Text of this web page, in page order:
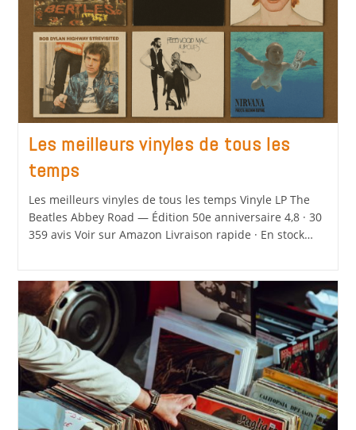
Les meilleurs vinyles de tous les
temps
Les meilleurs vinyles de tous les temps Vinyle LP The
Beatles Abbey Road — Édition 50e anniversaire 4,8 · 30
359 avis Voir sur Amazon Livraison rapide · En stock…